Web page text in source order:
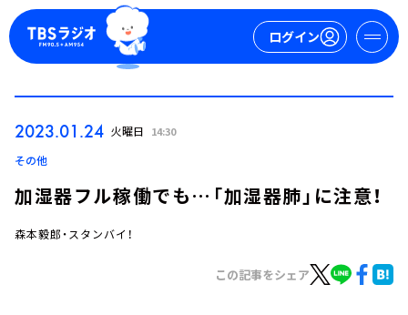
ログイン
2023.01.24 火曜日 14:30
その他
加湿器フル稼働でも…「加湿器肺」に注意！
森本毅郎・スタンバイ！
この記事をシェア